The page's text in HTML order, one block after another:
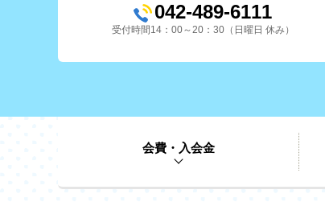
042-489-6111
受付時間14：00～20：30（日曜日 休み）
会費・入会金